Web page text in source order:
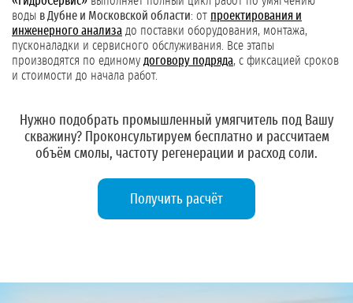
воды в Дубне и Московской области: от проектирования и
инженерного анализа до поставки оборудования, монтажа,
пусконаладки и сервисного обслуживания. Все этапы
производятся по единому договору подряда, с фиксацией сроков
и стоимости до начала работ.
Нужно подобрать промышленный умягчитель под Вашу
скважину?Проконсультируем бесплатно и рассчитаем
объём смолы, частоту регенерации и расход соли.
Получить расчёт